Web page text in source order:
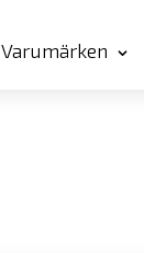
Varumärken